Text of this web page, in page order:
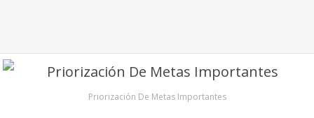
Priorización De Metas Importantes